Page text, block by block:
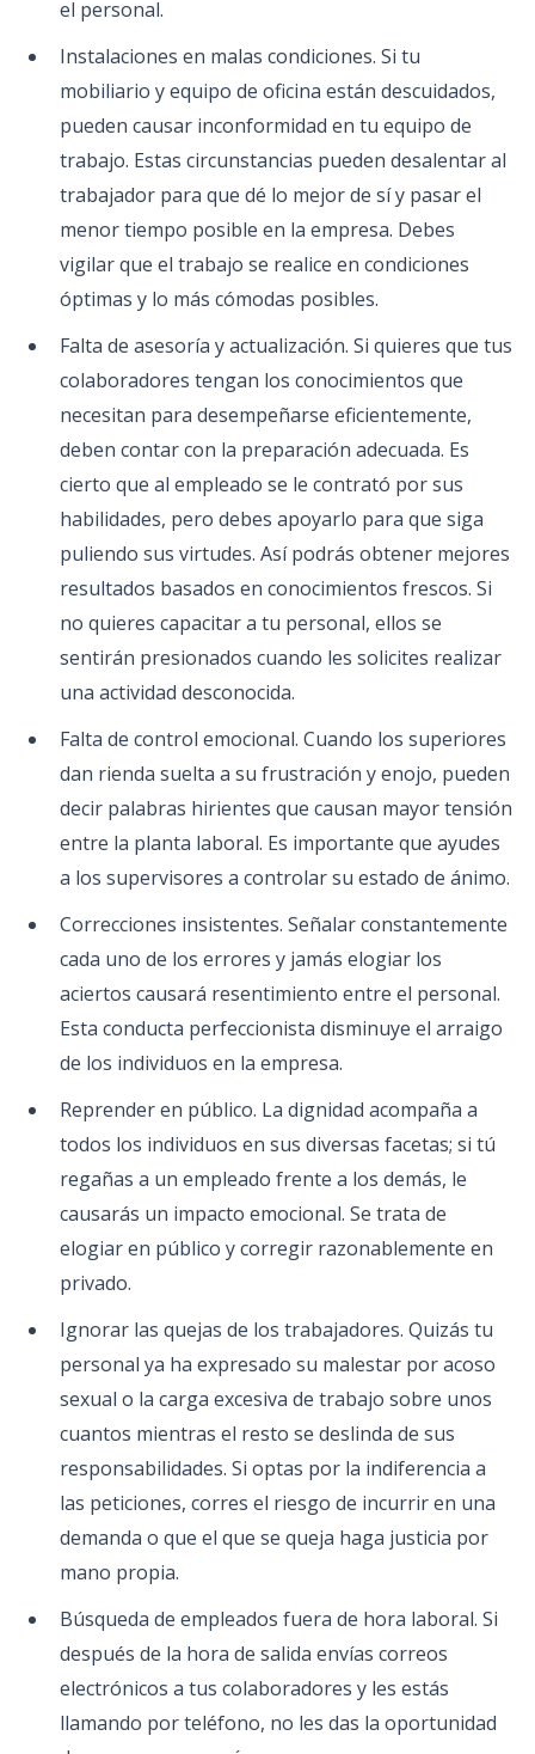
el personal.
Instalaciones en malas condiciones. Si tu
mobiliario y equipo de oficina están descuidados,
pueden causar inconformidad en tu equipo de
trabajo. Estas circunstancias pueden desalentar al
trabajador para que dé lo mejor de sí y pasar el
menor tiempo posible en la empresa. Debes
vigilar que el trabajo se realice en condiciones
óptimas y lo más cómodas posibles.
Falta de asesoría y actualización. Si quieres que tus
colaboradores tengan los conocimientos que
necesitan para desempeñarse eficientemente,
deben contar con la preparación adecuada. Es
cierto que al empleado se le contrató por sus
habilidades, pero debes apoyarlo para que siga
puliendo sus virtudes. Así podrás obtener mejores
resultados basados en conocimientos frescos. Si
no quieres capacitar a tu personal, ellos se
sentirán presionados cuando les solicites realizar
una actividad desconocida.
Falta de control emocional. Cuando los superiores
dan rienda suelta a su frustración y enojo, pueden
decir palabras hirientes que causan mayor tensión
entre la planta laboral. Es importante que ayudes
a los supervisores a controlar su estado de ánimo.
Correcciones insistentes. Señalar constantemente
cada uno de los errores y jamás elogiar los
aciertos causará resentimiento entre el personal.
Esta conducta perfeccionista disminuye el arraigo
de los individuos en la empresa.
Reprender en público. La dignidad acompaña a
todos los individuos en sus diversas facetas; si tú
regañas a un empleado frente a los demás, le
causarás un impacto emocional. Se trata de
elogiar en público y corregir razonablemente en
privado.
Ignorar las quejas de los trabajadores. Quizás tu
personal ya ha expresado su malestar por acoso
sexual o la carga excesiva de trabajo sobre unos
cuantos mientras el resto se deslinda de sus
responsabilidades. Si optas por la indiferencia a
las peticiones, corres el riesgo de incurrir en una
demanda o que el que se queja haga justicia por
mano propia.
Búsqueda de empleados fuera de hora laboral. Si
después de la hora de salida envías correos
electrónicos a tus colaboradores y les estás
llamando por teléfono, no les das la oportunidad